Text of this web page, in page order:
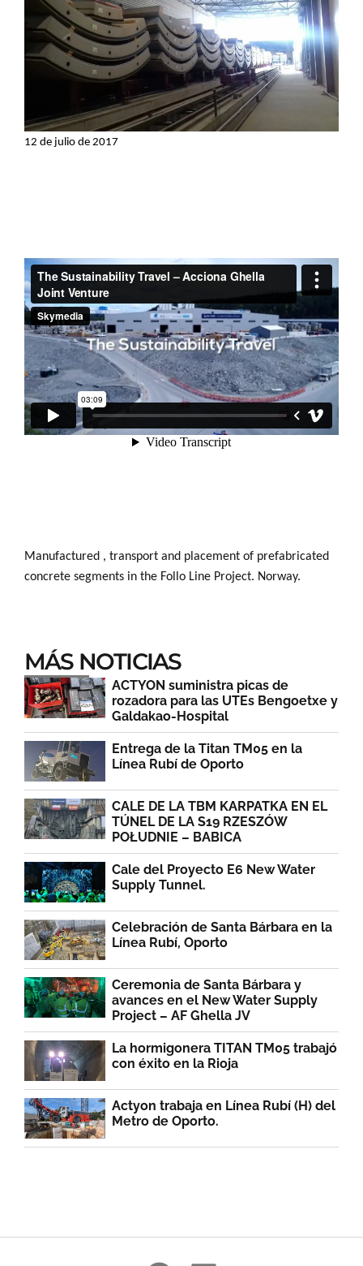
12 de julio de 2017
Manufactured , transport and placement of prefabricated
concrete segments in the Follo Line Project. Norway.
MÁS NOTICIAS
ACTYON suministra picas de
rozadora para las UTEs Bengoetxe y
Galdakao-Hospital
Entrega de la Titan TM05 en la
Línea Rubí de Oporto
CALE DE LA TBM KARPATKA EN EL
TÚNEL DE LA S19 RZESZÓW
POŁUDNIE – BABICA
Cale del Proyecto E6 New Water
Supply Tunnel.
Celebración de Santa Bárbara en la
Línea Rubí, Oporto
Ceremonia de Santa Bárbara y
avances en el New Water Supply
Project – AF Ghella JV
La hormigonera TITAN TM05 trabajó
con éxito en la Rioja
Actyon trabaja en Línea Rubí (H) del
Metro de Oporto.